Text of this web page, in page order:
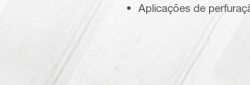
Aplicações de